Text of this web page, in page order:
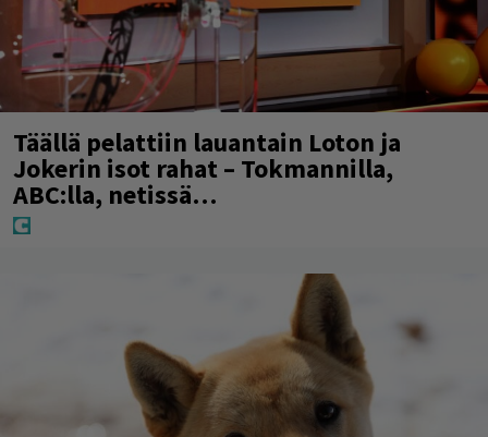
Täällä pelattiin lauantain Loton ja
Jokerin isot rahat – Tokmannilla,
ABC:lla, netissä…